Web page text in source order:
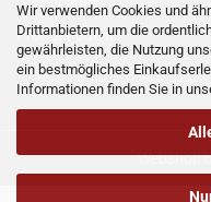
Wir verwenden Cookies und
Drittanbietern, um die
gewährleisten, die Nutzung
ein bestmögliches
Informationen finden Sie in
Produkt-Suche
Login
Webshop